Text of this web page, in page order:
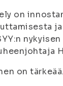
on
on tärkeää.